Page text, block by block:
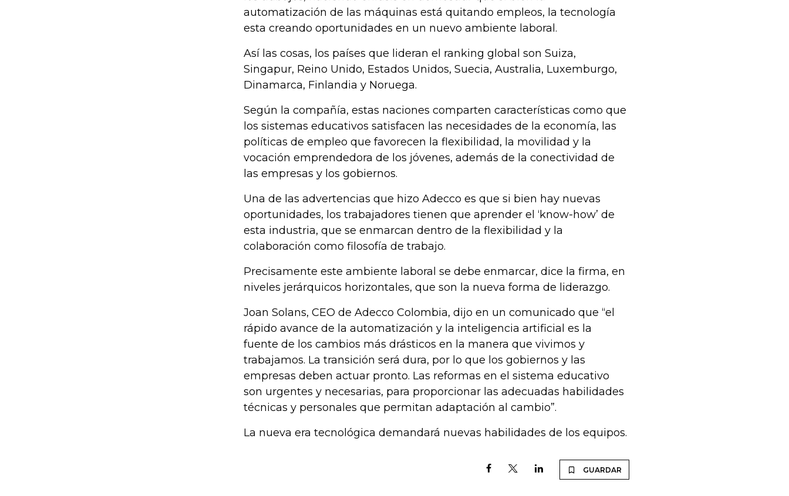
automatización de las máquinas está quitando empleos, la tecnología
esta creando oportunidades en un nuevo ambiente laboral.
Así las cosas, los países que lideran el ranking global son Suiza,
Singapur, Reino Unido, Estados Unidos, Suecia, Australia, Luxemburgo,
Dinamarca, Finlandia y Noruega.
Según la compañía, estas naciones comparten características como que
los sistemas educativos satisfacen las necesidades de la economía, las
políticas de empleo que favorecen la flexibilidad, la movilidad y la
vocación emprendedora de los jóvenes, además de la conectividad de
las empresas y los gobiernos.
Una de las advertencias que hizo Adecco es que si bien hay nuevas
oportunidades, los trabajadores tienen que aprender el ‘know-how’ de
esta industria, que se enmarcan dentro de la flexibilidad y la
colaboración como filosofía de trabajo.
Precisamente este ambiente laboral se debe enmarcar, dice la firma, en
niveles jerárquicos horizontales, que son la nueva forma de liderazgo.
Joan Solans, CEO de Adecco Colombia, dijo en un comunicado que “el
rápido avance de la automatización y la inteligencia artificial es la
fuente de los cambios más drásticos en la manera que vivimos y
trabajamos. La transición será dura, por lo que los gobiernos y las
empresas deben actuar pronto. Las reformas en el sistema educativo
son urgentes y necesarias, para proporcionar las adecuadas habilidades
técnicas y personales que permitan adaptación al cambio”.
La nueva era tecnológica demandará nuevas habilidades de los equipos.
GUARDAR